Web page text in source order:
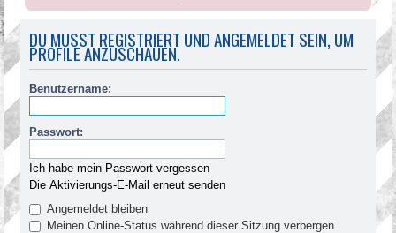
DU MUSST REGISTRIERT UND ANGEMELDET SEIN, UM
PROFILE ANZUSCHAUEN.
Benutzername:
Passwort:
Ich habe mein Passwort vergessen
Die Aktivierungs-E-Mail erneut senden
Angemeldet bleiben
Meinen Online-Status während dieser Sitzung verbergen